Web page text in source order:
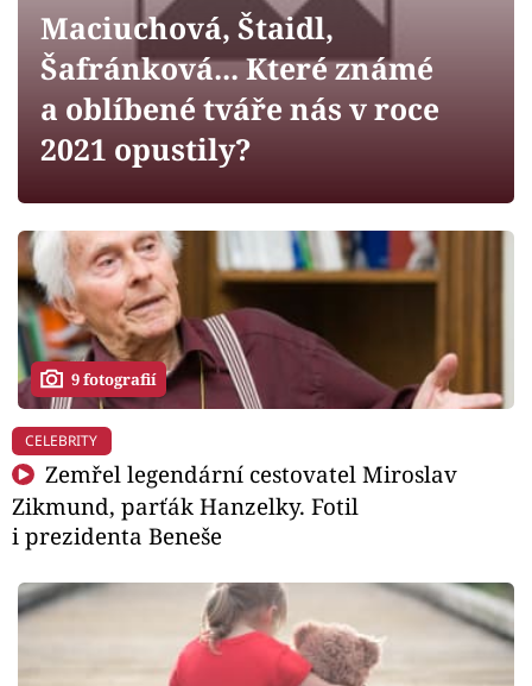
Sledujte prima+
Filmový festival Karlovy Vary
Mámy sobě
Přihlášení
Sledujte nás
Maciuchová, Štaidl,
Šafránková... Které známé
a oblíbené tváře nás v roce
2021 opustily?
9 fotografií
CELEBRITY
Zemřel legendární cestovatel Miroslav
Zikmund, parťák Hanzelky. Fotil
i prezidenta Beneše